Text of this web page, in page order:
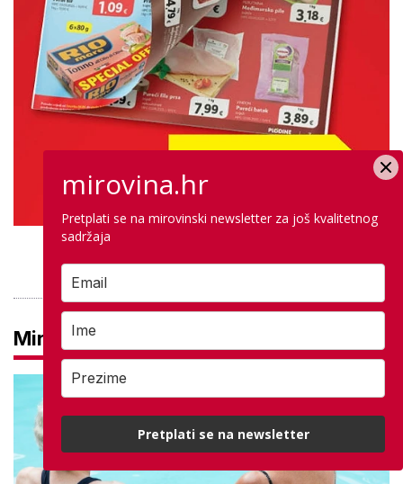
Mirovine
mirovina.hr
Pretplati se na mirovinski newsletter za još kvalitetnog
sadržaja
Pretplati se na newsletter